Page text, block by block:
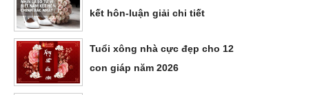
kết hôn-luận giải chi tiết
Tuổi xông nhà cực đẹp cho 12
con giáp năm 2026